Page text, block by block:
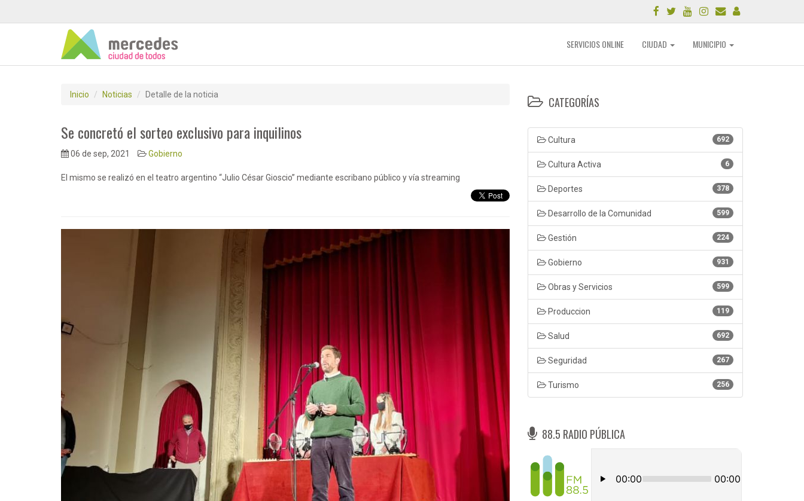
SERVICIOS ONLINE CIUDAD MUNICIPIO
Inicio Noticias Detalle de la noticia
Se concretó el sorteo exclusivo para inquilinos
06 de sep, 2021 Gobierno
El mismo se realizó en el teatro argentino “Julio César Gioscio” mediante escribano público y vía streaming
CATEGORÍAS
692
Cultura
6
Cultura Activa
378
Deportes
599
Desarrollo de la Comunidad
224
Gestión
931
Gobierno
599
Obras y Servicios
119
Produccion
692
Salud
267
Seguridad
256
Turismo
88.5 RADIO PÚBLICA